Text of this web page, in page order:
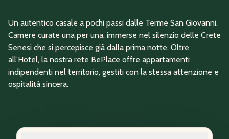
Un autentico casale a pochi passi dalle Terme San Giovanni.
Camere curate una per una, immerse nel silenzio delle Crete
Senesi che si percepisce già dalla prima notte. Oltre
all'Hotel, la nostra rete BePlace offre appartamenti
indipendenti nel territorio, gestiti con la stessa attenzione e
ospitalità sincera.